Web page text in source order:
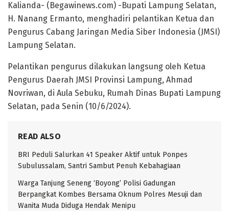
Kalianda- (Begawinews.com) -Bupati Lampung Selatan,
H. Nanang Ermanto, menghadiri pelantikan Ketua dan
Pengurus Cabang Jaringan Media Siber Indonesia (JMSI)
Lampung Selatan.
Pelantikan pengurus dilakukan langsung oleh Ketua
Pengurus Daerah JMSI Provinsi Lampung, Ahmad
Novriwan, di Aula Sebuku, Rumah Dinas Bupati Lampung
Selatan, pada Senin (10/6/2024).
READ ALSO
BRI Peduli Salurkan 41 Speaker Aktif untuk Ponpes
Subulussalam, Santri Sambut Penuh Kebahagiaan
Warga Tanjung Seneng ‘Boyong’ Polisi Gadungan
Berpangkat Kombes Bersama Oknum Polres Mesuji dan
Wanita Muda Diduga Hendak Menipu